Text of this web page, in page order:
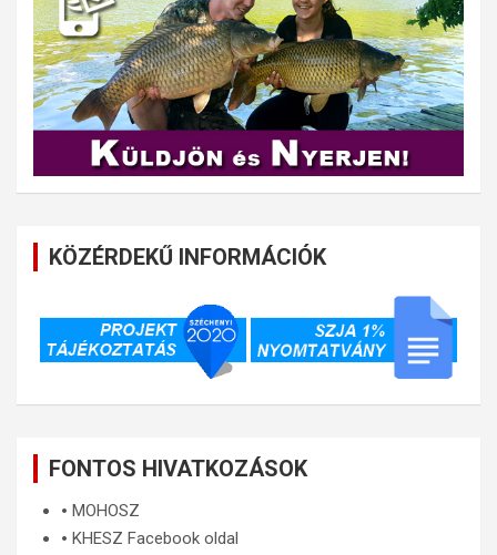
KÖZÉRDEKŰ INFORMÁCIÓK
FONTOS HIVATKOZÁSOK
🞄 MOHOSZ
🞄 KHESZ Facebook oldal